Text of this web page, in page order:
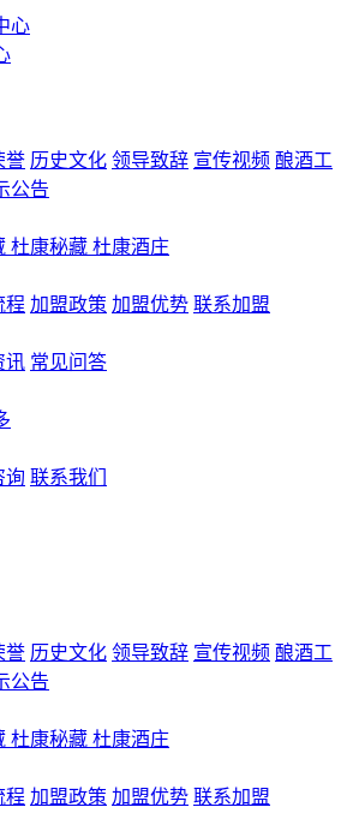
誉 历史文化 领导致辞 宣传视频 酿酒工
公告
杜康秘藏 杜康酒庄
程 加盟政策 加盟优势 联系加盟
讯 常见问答
询 联系我们
誉 历史文化 领导致辞 宣传视频 酿酒工
公告
杜康秘藏 杜康酒庄
程 加盟政策 加盟优势 联系加盟